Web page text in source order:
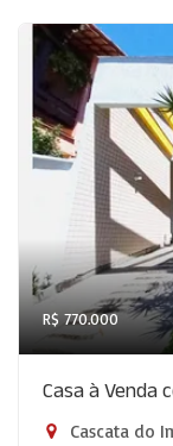
R$ 770.000
Casa à Venda
Cascata do